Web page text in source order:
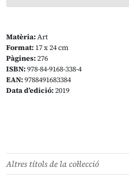
Matèria:Art
Format: 17 x 24 cm
Pàgines:276
ISBN:978-84-9168-338-4
EAN:9788491683384
Data d’edició:2019
Altres títols de la col·lecció